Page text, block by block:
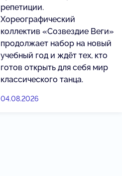
репетиции.
Хореографический
коллектив «Созвездие Веги»
продолжает набор на новый
учебный год и ждёт тех, кто
готов открыть для себя мир
классического танца.
04.08.2026